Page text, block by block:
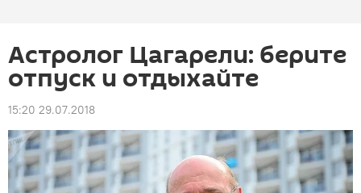
Астролог Цагарели: берите
отпуск и отдыхайте
15:20 29.07.2018